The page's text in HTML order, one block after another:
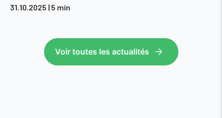
31.10.2025 | 5 min
Voir toutes les actualités